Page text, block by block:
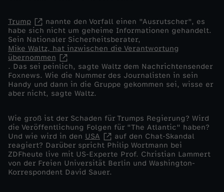
i
f
f
s
p
l
ä
Trump
nannte den Vorfall einen "Ausrutscher", es
habe sich nicht um geheime Informationen gehandelt.
Sein Nationaler Sicherheitsberater,
Mike Waltz, hat inzwischen die Verantwortung
übernommen
. Das sei peinlich, sagte Waltz dem Nachrichtensender
Foxnews. Wie die Nummer des Journalisten in sein
Handy und dann in die Gruppe gekommen sei, wisse er
aber nicht, sagte Waltz.
Wie groß ist der Schaden für Trumps Regierung? Wird
die Veröffentlichung Folgen für "The Atlantic" haben?
Und wie wird in den USA
auf den Chat-Skandal
reagiert? Darüber spricht Philip Wortmann bei
ZDFheute live mit US-Experte Prof. Christian Lammert
von der Freien Universität Berlin und Washington-
Korrespondent David Sauer.